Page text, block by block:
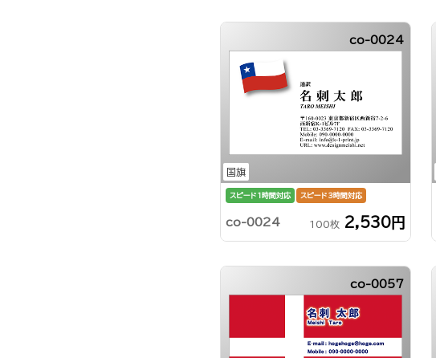
国旗
co-0024
スピード1時間対応 スピード3時間対応
co-0024 100枚 2,530円
co-0057